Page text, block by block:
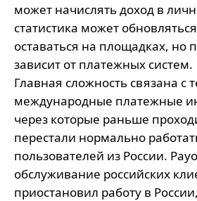
может начислять доход в
статистика может
оставаться на площадках, но
зависит от платежных систем.
Главная сложность связана с
международные платежные
через которые раньше
перестали нормально
пользователей из России.
обслуживание российских
приостановил работу в